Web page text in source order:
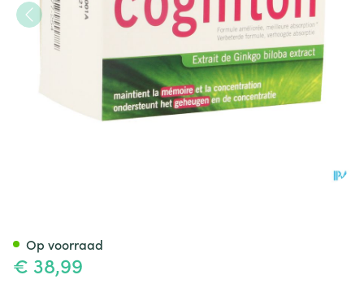
€ 38,99
Op voorraad